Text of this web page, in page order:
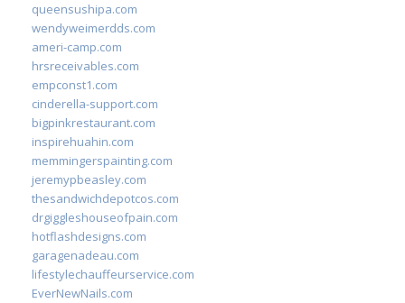
queensushipa.com
wendyweimerdds.com
ameri-camp.com
hrsreceivables.com
empconst1.com
cinderella-support.com
bigpinkrestaurant.com
inspirehuahin.com
memmingerspainting.com
jeremypbeasley.com
thesandwichdepotcos.com
drgiggleshouseofpain.com
hotflashdesigns.com
garagenadeau.com
lifestylechauffeurservice.com
EverNewNails.com